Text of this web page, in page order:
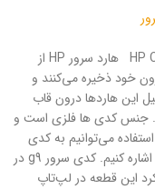
کدی 2.5 اینچی هارد سرور اچ پی HP Caddy 2.5 G9 هارد سرور HP از
خود ذخیره می‌کنند و
این هاردها درون قاب
جنس کدی ها فلزی است و
می‌توانیم به کدی
۲.۵ اینچی هارد سرور اچ پی HP Caddy 2.5 G9 اشاره کنیم. کدی سرور g9 در
این قطعه‌ در لپ‌تاپ